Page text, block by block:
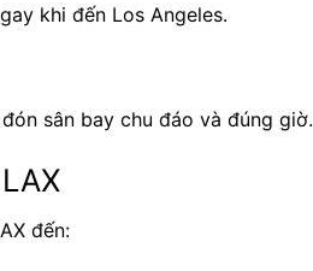
khi đến Los Angeles.
sân bay chu đáo và đúng giờ.
đến: